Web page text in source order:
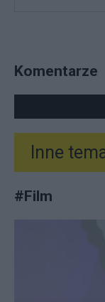
Komentarze
Inne
#Film